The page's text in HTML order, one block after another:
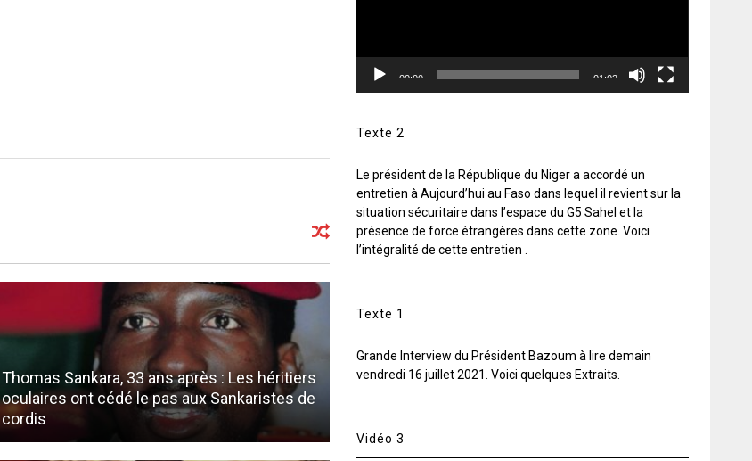
Thomas Sankara, 33 ans après : Les héritiers
oculaires ont cédé le pas aux Sankaristes de
cordis
00:00 01:02
Texte 2
Le président de la République du Niger a accordé un
entretien à Aujourd’hui au Faso dans lequel il revient sur la
situation sécuritaire dans l’espace du G5 Sahel et la
présence de force étrangères dans cette zone. Voici
l’intégralité de cette entretien .
Texte 1
Grande Interview du Président Bazoum à lire demain
vendredi 16 juillet 2021. Voici quelques Extraits.
Vidéo 3